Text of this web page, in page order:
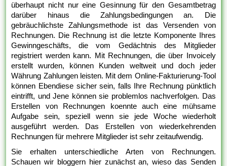
überhaupt nicht nur eine Gesinnung für den Gesamtbetrag
darüber hinaus die Zahlungsbedingungen an. Die
gebräuchlichste Zahlungsmethode ist das Versenden von
Rechnungen. Die Rechnung ist die letzte Komponente Ihres
Gewinngeschäfts, die vom Gedächtnis des Mitglieder
registriert werden kann. Mit Rechnungen, die über Invoicely
erstellt wurden, können Kunden weltweit und doch jeder
Währung Zahlungen leisten. Mit dem Online-Fakturierung-Tool
können Ebendiese sicher sein, falls Ihre Rechnung pünktlich
eintrifft, und Jene können sie problemlos nachverfolgen. Das
Erstellen von Rechnungen koennte auch eine mühsame
Aufgabe sein, speziell wenn sie jede Woche wiederholt
ausgeführt werden. Das Erstellen von wiederkehrenden
Rechnungen für mehrere Mitglieder ist sehr zeitaufwendig.
Sie erhalten unterschiedliche Arten von Rechnungen.
Schauen wir bloggern hier zunächst an, wieso das Senden